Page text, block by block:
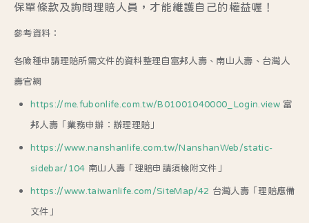
保單條款及詢問理賠人員，才能維護自己的權益喔！
參考資料：
各險種申請理賠所需文件的資料整理自富邦人壽、南山人壽、台灣人
壽官網
https://me.fubonlife.com.tw/B01001040000_Login.view 富
邦人壽「業務申辦：辦理理賠」
https://www.nanshanlife.com.tw/NanshanWeb/static-
sidebar/104 南山人壽「理賠申請須檢附文件」
https://www.taiwanlife.com/SiteMap/42 台灣人壽「理賠應備
文件」